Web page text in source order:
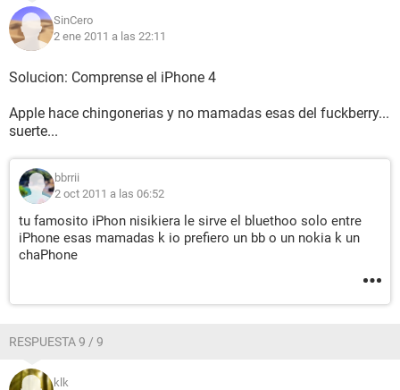
SinCero
2 ene 2011 a las 22:11
Solucion: Comprense el iPhone 4
Apple hace chingonerias y no mamadas esas del fuckberry...
suerte...
bbrrii
2 oct 2011 a las 06:52
tu famosito iPhon nisikiera le sirve el bluethoo solo entre
iPhone esas mamadas k io prefiero un bb o un nokia k un
chaPhone
RESPUESTA 9 / 9
klk